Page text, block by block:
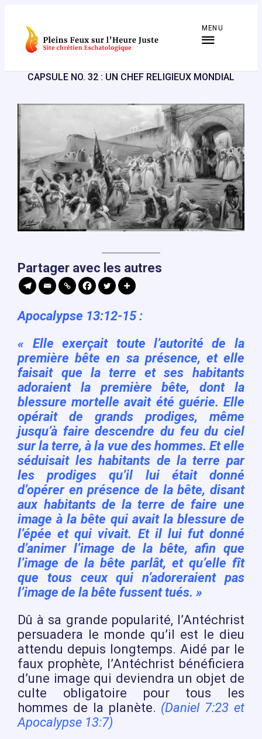
contenu
MENU
CAPSULE NO. 32 : UN CHEF RELIGIEUX MONDIAL
Partager avec les autres
Apocalypse 13:12-15:
« Elle exerçait toute l’autorité de la
première bête en sa présence, et elle
faisait que la terre et ses habitants
adoraient la première bête, dont la
blessure mortelle avait été guérie. Elle
opérait de grands prodiges, même
jusqu’à faire descendre du feu du ciel
sur la terre, à la vue des hommes. Et elle
séduisait les habitants de la terre par
les prodiges qu’il lui était donné
d’opérer en présence de la bête, disant
aux habitants de la terre de faire une
image à la bête qui avait la blessure de
l’épée et qui vivait. Et il lui fut donné
d’animer l’image de la bête, afin que
l’image de la bête parlât, et qu’elle fît
que tous ceux qui n’adoreraient pas
l’image de la bête fussent tués. »
Dû à sa grande popularité, l’Antéchrist
persuadera le monde qu’il est le dieu
attendu depuis longtemps. Aidé par le
faux prophète, l’Antéchrist bénéficiera
d’une image qui deviendra un objet de
culte obligatoire pour tous les
hommes de la planète. (Daniel 7:23 et
Apocalypse 13:7)